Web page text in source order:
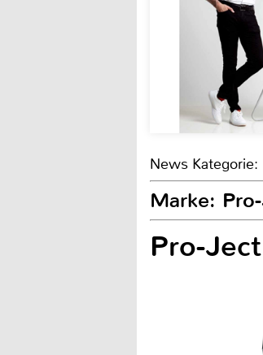
News Kategorie:
Marke:
Pro-